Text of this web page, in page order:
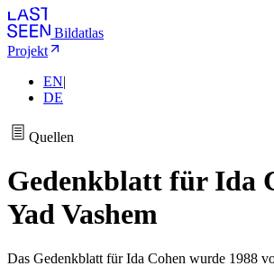
Bildatlas
Projekt
EN|
DE
Quellen
Gedenkblatt für Ida
Yad Vashem
Das Gedenkblatt für Ida Cohen wurde 1988